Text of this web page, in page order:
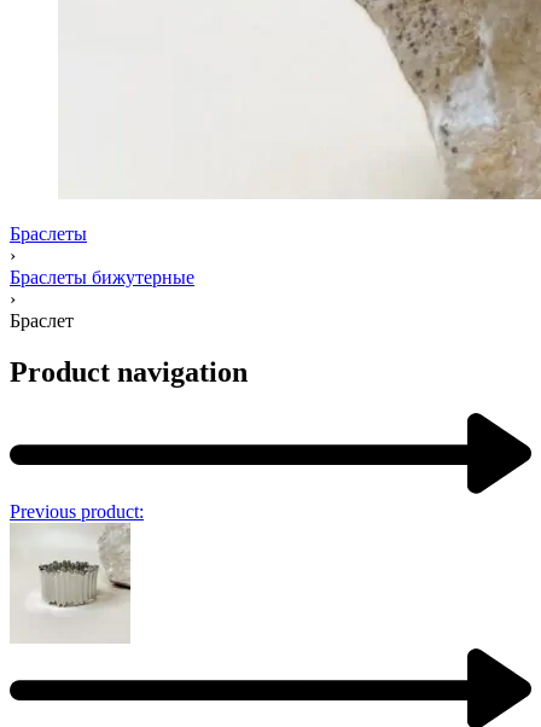
Браслеты
›
Браслеты бижутерные
›
Браслет
Product navigation
Previous product: